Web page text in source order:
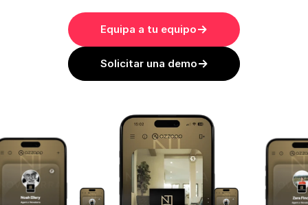
Equipa a tu equipo
Solicitar una demo